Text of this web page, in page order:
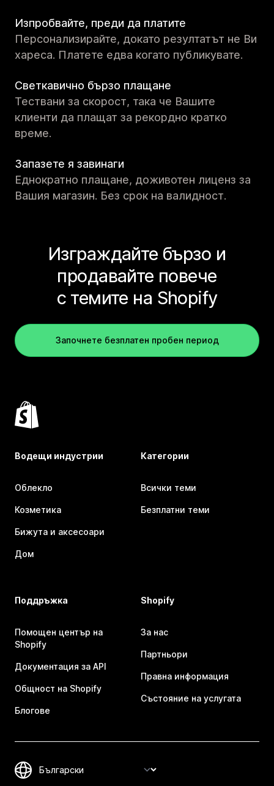
Изпробвайте, преди да платите
Персонализирайте, докато резултатът не Ви
хареса. Платете едва когато публикувате.
Светкавично бързо плащане
Тествани за скорост, така че Вашите
клиенти да плащат за рекордно кратко
време.
Запазете я завинаги
Еднократно плащане, доживотен лиценз за
Вашия магазин. Без срок на валидност.
Изграждайте бързо и
продавайте повече
с темите на Shopify
Започнете безплатен пробен период
Водещи индустрии
Облекло
Козметика
Бижута и аксесоари
Дом
Категории
Всички теми
Безплатни теми
Поддръжка
Помощен център на
Shopify
Документация за API
Общност на Shopify
Блогове
Shopify
За нас
Партньори
Правна информация
Състояние на услугата